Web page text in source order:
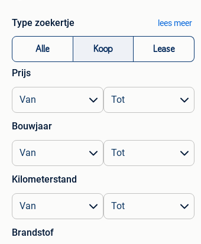
Type zoekertje lees meer
Alle Koop Lease
Prijs
Bouwjaar
Kilometerstand
Brandstof